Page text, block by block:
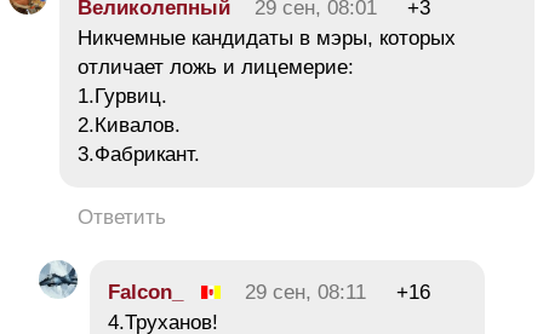
Великолепный 29 сен, 08:01
+3
Никчемные кандидаты в мэры, которых
отличает ложь и лицемерие:
1.Гурвиц.
2.Кивалов.
3.Фабрикант.
Ответить
Falcon_ 29 сен, 08:11
+16
4.Труханов!